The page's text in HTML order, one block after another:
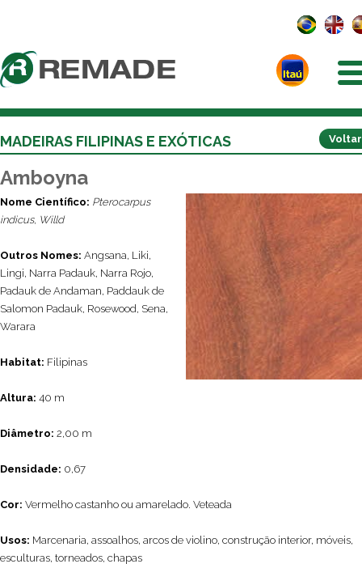
Voltar
MADEIRAS FILIPINAS E EXÓTICAS
Amboyna
Nome Científico: Pterocarpus
indicus, Willd
Outros Nomes: Angsana, Liki,
Lingi, Narra Padauk, Narra Rojo,
Padauk de Andaman, Paddauk de
Salomon Padauk, Rosewood, Sena,
Warara
Habitat: Filipinas
Altura: 40 m
Diâmetro: 2,00 m
Densidade: 0,67
Cor: Vermelho castanho ou amarelado. Veteada
Usos: Marcenaria, assoalhos, arcos de violino, construção interior, móveis,
esculturas, torneados, chapas